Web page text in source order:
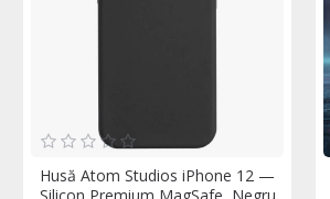
Husă Atom Studios iPhone 12 —